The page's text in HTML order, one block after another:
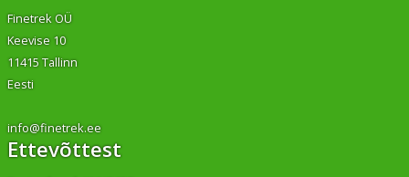
Finetrek OÜ
Keevise 10
11415 Tallinn
Eesti
info@finetrek.ee
Ettevõttest